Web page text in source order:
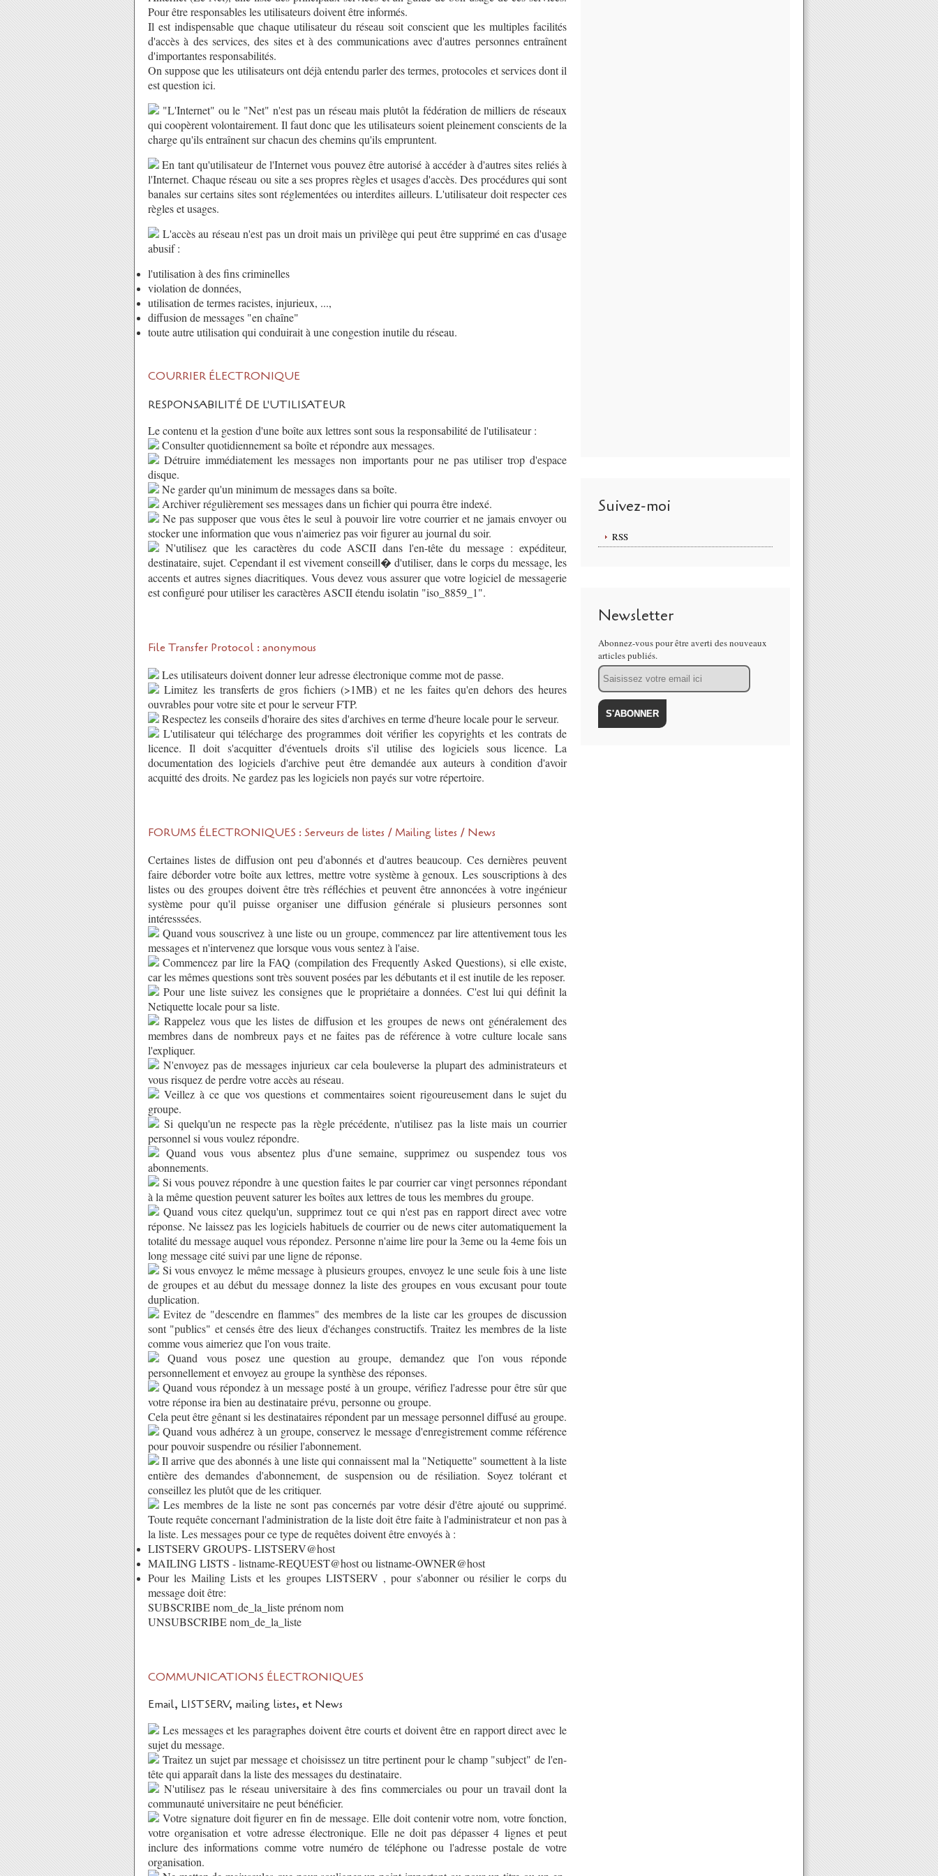
Pour être responsables les utilisateurs doivent être informés.
Il est indispensable que chaque utilisateur du réseau soit conscient que les multiples facilités
d'accès à des services, des sites et à des communications avec d'autres personnes entraînent
d'importantes responsabilités.
On suppose que les utilisateurs ont déjà entendu parler des termes, protocoles et services dont il
est question ici.
"L'Internet" ou le "Net" n'est pas un réseau mais plutôt la fédération de milliers de réseaux
qui coopèrent volontairement. Il faut donc que les utilisateurs soient pleinement conscients de la
charge qu'ils entraînent sur chacun des chemins qu'ils empruntent.
En tant qu'utilisateur de l'Internet vous pouvez être autorisé à accéder à d'autres sites reliés à
l'Internet. Chaque réseau ou site a ses propres règles et usages d'accès. Des procédures qui sont
banales sur certains sites sont réglementées ou interdites ailleurs. L'utilisateur doit respecter ces
règles et usages.
L'accès au réseau n'est pas un droit mais un privilège qui peut être supprimé en cas d'usage
abusif :
l'utilisation à des fins criminelles
violation de données,
utilisation de termes racistes, injurieux, ...,
diffusion de messages "en chaîne"
toute autre utilisation qui conduirait à une congestion inutile du réseau.
COURRIER ÉLECTRONIQUE
RESPONSABILITÉ DE L'UTILISATEUR
Le contenu et la gestion d'une boîte aux lettres sont sous la responsabilité de l'utilisateur :
Consulter quotidiennement sa boîte et répondre aux messages.
Détruire immédiatement les messages non importants pour ne pas utiliser trop d'espace
disque.
Ne garder qu'un minimum de messages dans sa boîte.
Archiver régulièrement ses messages dans un fichier qui pourra être indexé.
Ne pas supposer que vous êtes le seul à pouvoir lire votre courrier et ne jamais envoyer ou
stocker une information que vous n'aimeriez pas voir figurer au journal du soir.
N'utilisez que les caractères du code ASCII dans l'en-tête du message : expéditeur,
destinataire, sujet. Cependant il est vivement conseill� d'utiliser, dans le corps du message, les
accents et autres signes diacritiques. Vous devez vous assurer que votre logiciel de messagerie
est configuré pour utiliser les caractères ASCII étendu isolatin "iso_8859_1".
File Transfer Protocol : anonymous
Les utilisateurs doivent donner leur adresse électronique comme mot de passe.
Limitez les transferts de gros fichiers (>1MB) et ne les faites qu'en dehors des heures
ouvrables pour votre site et pour le serveur FTP.
Respectez les conseils d'horaire des sites d'archives en terme d'heure locale pour le serveur.
L'utilisateur qui télécharge des programmes doit vérifier les copyrights et les contrats de
licence. Il doit s'acquitter d'éventuels droits s'il utilise des logiciels sous licence. La
documentation des logiciels d'archive peut être demandée aux auteurs à condition d'avoir
acquitté des droits. Ne gardez pas les logiciels non payés sur votre répertoire.
FORUMS ÉLECTRONIQUES : Serveurs de listes / Mailing listes / News
Certaines listes de diffusion ont peu d'abonnés et d'autres beaucoup. Ces dernières peuvent
faire déborder votre boîte aux lettres, mettre votre système à genoux. Les souscriptions à des
listes ou des groupes doivent être très réfléchies et peuvent être annoncées à votre ingénieur
système pour qu'il puisse organiser une diffusion générale si plusieurs personnes sont
intéresssées.
Quand vous souscrivez à une liste ou un groupe, commencez par lire attentivement tous les
messages et n'intervenez que lorsque vous vous sentez à l'aise.
Commencez par lire la FAQ (compilation des Frequently Asked Questions), si elle existe,
car les mêmes questions sont très souvent posées par les débutants et il est inutile de les reposer.
Pour une liste suivez les consignes que le propriétaire a données. C'est lui qui définit la
Netiquette locale pour sa liste.
Rappelez vous que les listes de diffusion et les groupes de news ont généralement des
membres dans de nombreux pays et ne faites pas de référence à votre culture locale sans
l'expliquer.
N'envoyez pas de messages injurieux car cela bouleverse la plupart des administrateurs et
vous risquez de perdre votre accès au réseau.
Veillez à ce que vos questions et commentaires soient rigoureusement dans le sujet du
groupe.
Si quelqu'un ne respecte pas la règle précédente, n'utilisez pas la liste mais un courrier
personnel si vous voulez répondre.
Quand vous vous absentez plus d'une semaine, supprimez ou suspendez tous vos
abonnements.
Si vous pouvez répondre à une question faites le par courrier car vingt personnes répondant
à la même question peuvent saturer les boîtes aux lettres de tous les membres du groupe.
Quand vous citez quelqu'un, supprimez tout ce qui n'est pas en rapport direct avec votre
réponse. Ne laissez pas les logiciels habituels de courrier ou de news citer automatiquement la
totalité du message auquel vous répondez. Personne n'aime lire pour la 3eme ou la 4eme fois un
long message cité suivi par une ligne de réponse.
Si vous envoyez le même message à plusieurs groupes, envoyez le une seule fois à une liste
de groupes et au début du message donnez la liste des groupes en vous excusant pour toute
duplication.
Evitez de "descendre en flammes" des membres de la liste car les groupes de discussion
sont "publics" et censés être des lieux d'échanges constructifs. Traitez les membres de la liste
comme vous aimeriez que l'on vous traite.
Quand vous posez une question au groupe, demandez que l'on vous réponde
personnellement et envoyez au groupe la synthèse des réponses.
Quand vous répondez à un message posté à un groupe, vérifiez l'adresse pour être sûr que
votre réponse ira bien au destinataire prévu, personne ou groupe.
Cela peut être gênant si les destinataires répondent par un message personnel diffusé au groupe.
Quand vous adhérez à un groupe, conservez le message d'enregistrement comme référence
pour pouvoir suspendre ou résilier l'abonnement.
Il arrive que des abonnés à une liste qui connaissent mal la "Netiquette" soumettent à la liste
entière des demandes d'abonnement, de suspension ou de résiliation. Soyez tolérant et
conseillez les plutôt que de les critiquer.
Les membres de la liste ne sont pas concernés par votre désir d'être ajouté ou supprimé.
Toute requête concernant l'administration de la liste doit être faite à l'administrateur et non pas à
la liste. Les messages pour ce type de requêtes doivent être envoyés à :
LISTSERV GROUPS- LISTSERV@host
MAILING LISTS - listname-REQUEST@host ou listname-OWNER@host
Pour les Mailing Lists et les groupes LISTSERV , pour s'abonner ou résilier le corps du
message doit être:
SUBSCRIBE nom_de_la_liste prénom nom
UNSUBSCRIBE nom_de_la_liste
COMMUNICATIONS ÉLECTRONIQUES
Email, LISTSERV, mailing listes, et News
Les messages et les paragraphes doivent être courts et doivent être en rapport direct avec le
sujet du message.
Traitez un sujet par message et choisissez un titre pertinent pour le champ "subject" de l'en-
tête qui apparaît dans la liste des messages du destinataire.
N'utilisez pas le réseau universitaire à des fins commerciales ou pour un travail dont la
communauté universitaire ne peut bénéficier.
Votre signature doit figurer en fin de message. Elle doit contenir votre nom, votre fonction,
votre organisation et votre adresse électronique. Elle ne doit pas dépasser 4 lignes et peut
inclure des informations comme votre numéro de téléphone ou l'adresse postale de votre
organisation.
Suivez-moi
RSS
Newsletter
Abonnez-vous pour être averti des nouveaux
articles publiés.
Email